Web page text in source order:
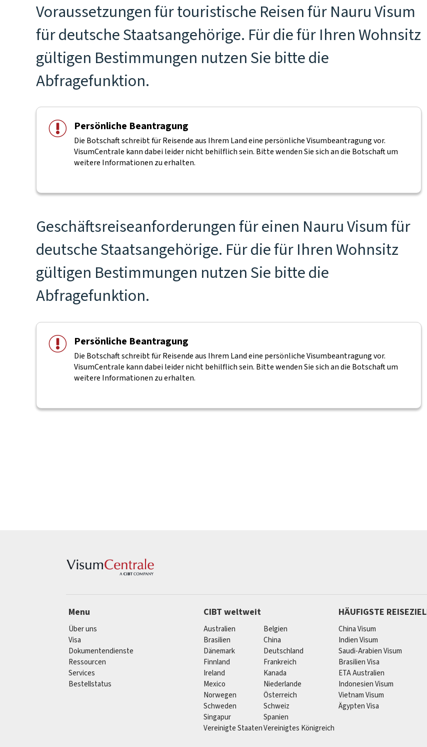
Voraussetzungen für touristische Reisen für Nauru Visum
für deutsche Staatsangehörige. Für die für Ihren Wohnsitz
gültigen Bestimmungen nutzen Sie bitte die
Abfragefunktion.
Persönliche Beantragung
Die Botschaft schreibt für Reisende aus Ihrem Land eine persönliche Visumbeantragung vor.
VisumCentrale kann dabei leider nicht behilflich sein. Bitte wenden Sie sich an die Botschaft um
weitere Informationen zu erhalten.
Geschäftsreiseanforderungen für einen Nauru Visum für
deutsche Staatsangehörige. Für die für Ihren Wohnsitz
gültigen Bestimmungen nutzen Sie bitte die
Abfragefunktion.
Persönliche Beantragung
Die Botschaft schreibt für Reisende aus Ihrem Land eine persönliche Visumbeantragung vor.
VisumCentrale kann dabei leider nicht behilflich sein. Bitte wenden Sie sich an die Botschaft um
weitere Informationen zu erhalten.
Menu
Über uns
Visa
Dokumentendienste
Ressourcen
Services
Bestellstatus
CIBT weltweit
Australien
Belgien
Brasilien
China
Dänemark
Deutschland
Finnland
Frankreich
Ireland
Kanada
Mexico
Niederlande
Norwegen
Österreich
Schweden
Schweiz
Singapur
Spanien
Vereinigte StaatenVereinigtes Königreich
HÄUFIGSTE
China Visum
Indien Visum
Saudi-Arabien Visum
Brasilien Visa
ETA Australien
Indonesien Visum
Vietnam Visum
Ägypten Visa